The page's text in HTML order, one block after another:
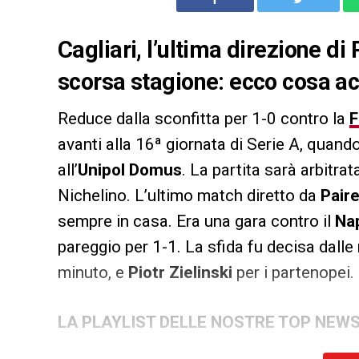
Cagliari, l’ultima direzione
scorsa stagione: ecco cosa
Reduce dalla sconfitta per 1-0 contro la
avanti alla 16ª giornata di Serie A,
all’Unipol Domus. La partita sarà
Nichelino. L’ultimo match diretto da
sempre in casa. Era una gara contro il
pareggio per 1-1. La sfida fu decisa
minuto, e Piotr Zielinski per i partenopei.
LA PLAYLIST DELLE NOSTRE TOP